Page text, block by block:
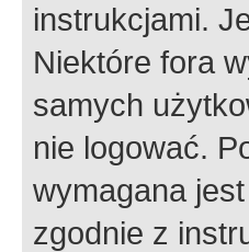
instrukcjami.
Niektóre fora
samych
nie logować.
wymagana
zgodnie z